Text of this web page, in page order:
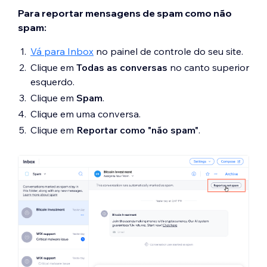
Para reportar mensagens de spam como não
spam:
Vá para Inbox no painel de controle do seu site.
Clique em Todas as conversas no canto superior
esquerdo.
Clique em Spam.
Clique em uma conversa.
Clique em Reportar como "não spam".